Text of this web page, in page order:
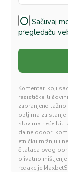
Sačuvaj
pregledaču
Komentari koji
rasističke ili
zabranjeno
poljima za slanje
slovima neće biti
da ne odobri
etničku mržnju i
čitalaca ovog
privatno
redakcije